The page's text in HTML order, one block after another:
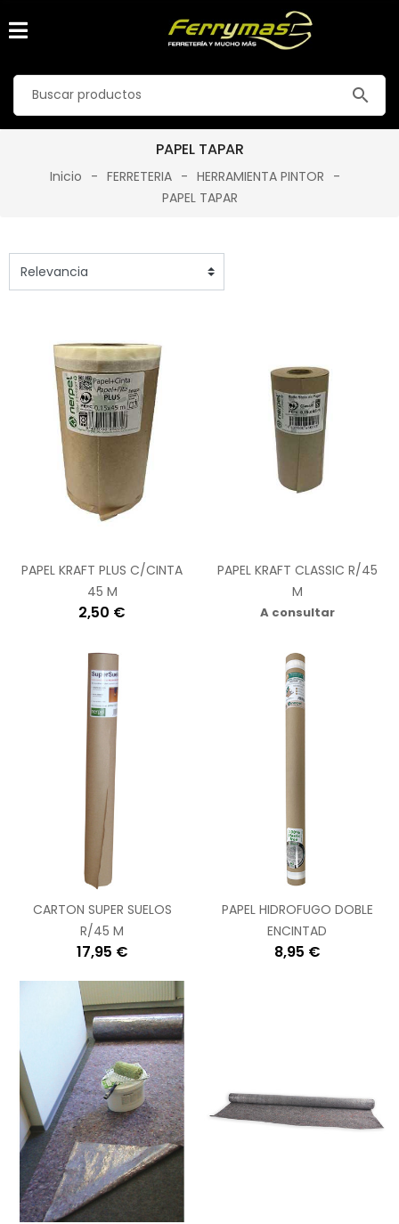
search
PAPEL TAPAR
Inicio FERRETERIA
HERRAMIENTA PINTOR
PAPEL TAPAR
PAPEL KRAFT PLUS C/CINTA
45 M
2,50 €
PAPEL KRAFT CLASSIC R/45
M
A consultar
CARTON SUPER SUELOS
R/45 M
17,95 €
PAPEL HIDROFUGO DOBLE
ENCINTAD
8,95 €